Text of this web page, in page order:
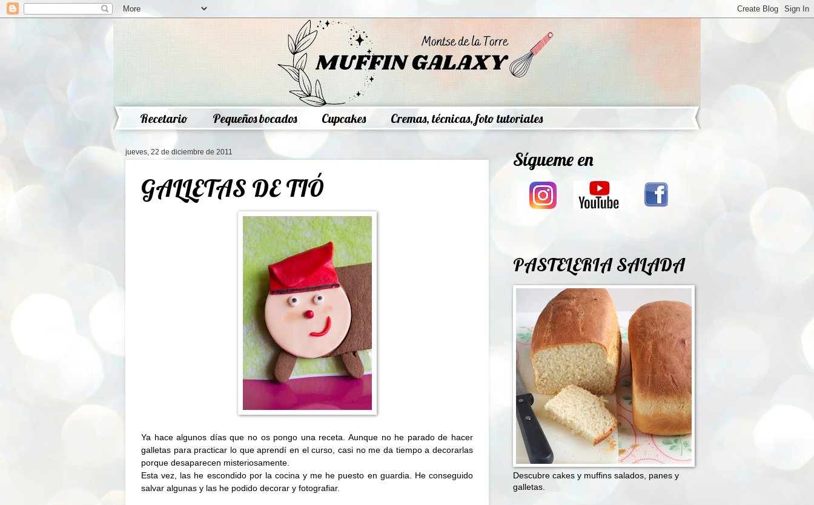
Recetario Pequeños bocados Cupcakes Cremas, técnicas, foto tutoriales
jueves, 22 de diciembre de 2011
GALLETAS DE TIÓ
Ya hace algunos días que no os pongo una receta. Aunque no he parado de hacer
galletas para practicar lo que aprendí en el curso, casi no me da tiempo a decorarlas
porque desaparecen misteriosamente.
Esta vez, las he escondido por la cocina y me he puesto en guardia. He conseguido
salvar algunas y las he podido decorar y fotografiar.
Sígueme en
PASTELERIA SALADA
Descubre cakes y muffins salados, panes y
galletas.